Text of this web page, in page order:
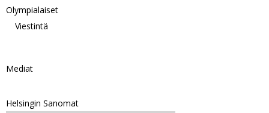
Olympialaiset
Viestintä
Mediat
Helsingin Sanomat